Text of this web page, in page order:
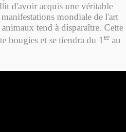
d'avoir acquis une véritable
mondiale de l'art
tend à disparaître. Cette
bougies et se tiendra du 1er au